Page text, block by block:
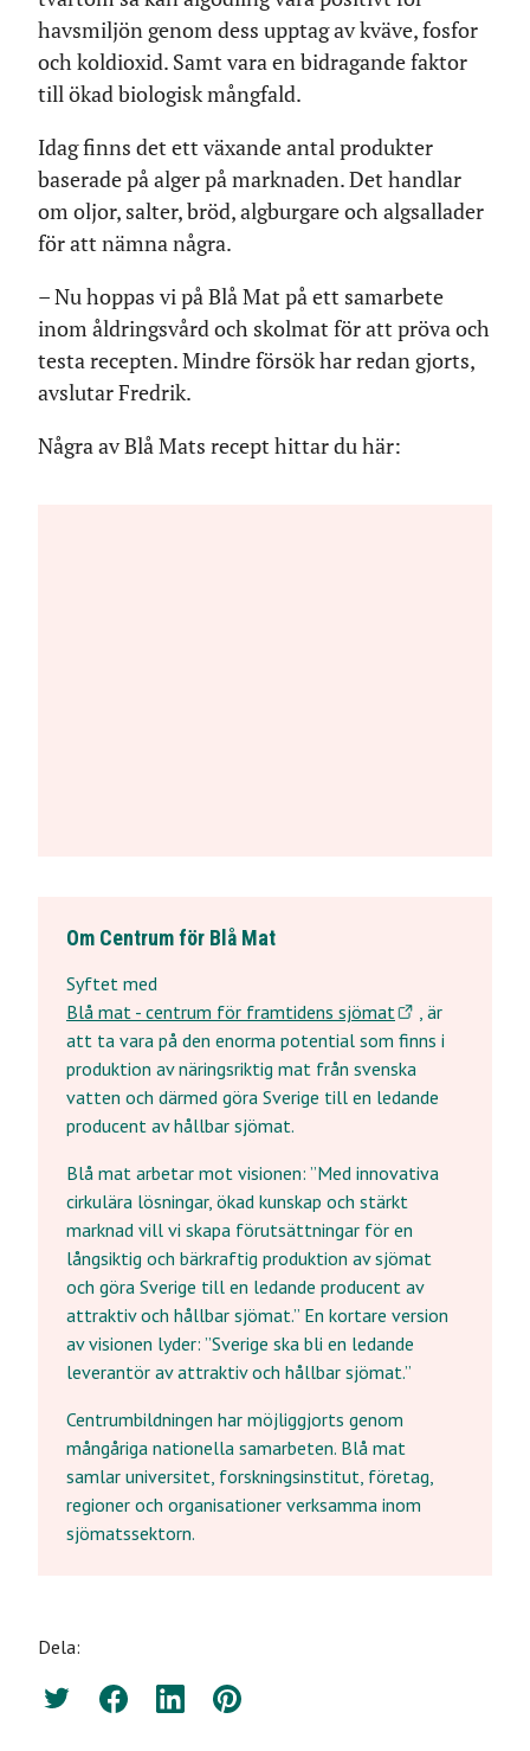
havsmiljön genom dess upptag av kväve, fosfor
och koldioxid. Samt vara en bidragande faktor
till ökad biologisk mångfald.
Idag finns det ett växande antal produkter
baserade på alger på marknaden. Det handlar
om oljor, salter, bröd, algburgare och algsallader
för att nämna några.
– Nu hoppas vi på Blå Mat på ett samarbete
inom åldringsvård och skolmat för att pröva och
testa recepten. Mindre försök har redan gjorts,
avslutar Fredrik.
Några av Blå Mats recept hittar du här:
Om Centrum för Blå Mat
Syftet med
Blå mat - centrum för framtidens sjömat
, är
att ta vara på den enorma potential som finns i
produktion av näringsriktig mat från svenska
vatten och därmed göra Sverige till en ledande
producent av hållbar sjömat.
Blå mat arbetar mot visionen: ”Med innovativa
cirkulära lösningar, ökad kunskap och stärkt
marknad vill vi skapa förutsättningar för en
långsiktig och bärkraftig produktion av sjömat
och göra Sverige till en ledande producent av
attraktiv och hållbar sjömat.” En kortare version
av visionen lyder: ”Sverige ska bli en ledande
leverantör av attraktiv och hållbar sjömat.”
Centrumbildningen har möjliggjorts genom
mångåriga nationella samarbeten. Blå mat
samlar universitet, forskningsinstitut, företag,
regioner och organisationer verksamma inom
sjömatssektorn.
Dela:
TwitterFacebookLinkedInPinterest